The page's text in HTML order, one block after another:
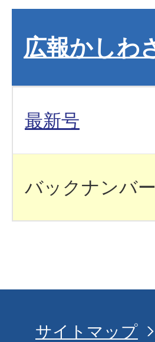
広報かしわ
最新号
バックナンバー
サイトマップ